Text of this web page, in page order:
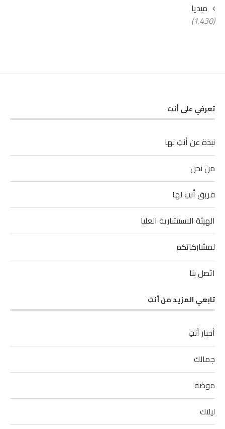
ميديا
(1٬430)
تعرفي على أنتِ
نبذة عن أنتِ لها
من نحن
فريق أنتِ لها
الهيئة الاستشارية العليا
لمشاركاتكم
اتصل بنا
تابعي المزيد من أنتِ
أخبار أنتِ
جمالك
موضة
ليلتك